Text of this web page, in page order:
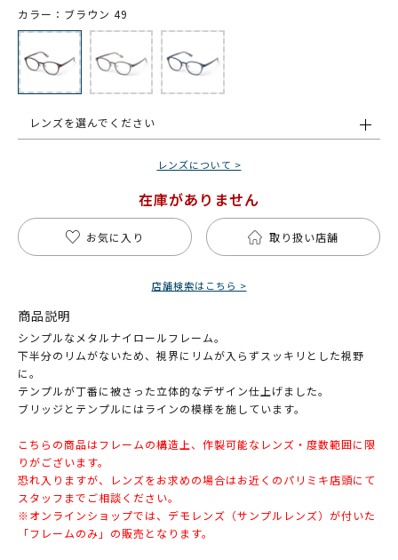
カラー：ブラウン 49
レンズを選んでください
レンズについて >
在庫がありません
お気に入り 取り扱い店舗
店舗検索はこちら >
商品説明
シンプルなメタルナイロールフレーム。
下半分のリムがないため、視界にリムが入らずスッキリとした視野
に。
テンプルが丁番に被さった立体的なデザイン仕上げました。
ブリッジとテンプルにはラインの模様を施しています。
こちらの商品はフレームの構造上、作製可能なレンズ・度数範囲に限
りがございます。
恐れ入りますが、レンズをお求めの場合はお近くのパリミキ店頭にて
スタッフまでご相談ください。
※オンラインショップでは、デモレンズ（サンプルレンズ）が付いた
「フレームのみ」の販売となります。